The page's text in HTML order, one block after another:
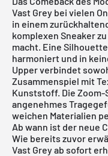
Vast Grey bei vielen
in einem
komplexen Sneaker
macht. Eine
harmoniert und in
Upper verbindet
Zusammenspiel mit
Kunststoff. Die
angenehmes
weichen Materialien
Ab wann ist der neue
Wie bereits zuvor
Vast Grey ab sofort